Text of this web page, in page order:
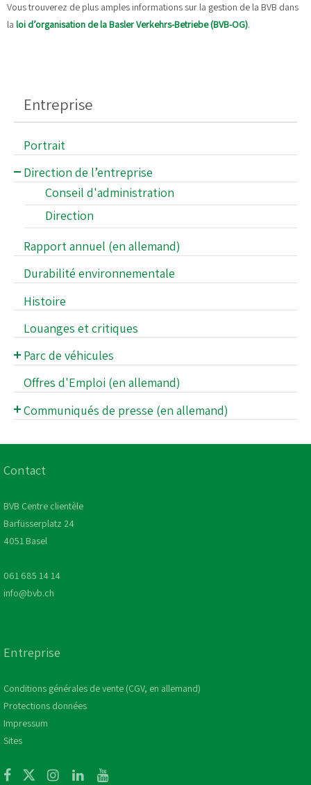
Vous trouverez de plus amples informations sur la gestion de la BVB dans
la loi d’organisation de la Basler Verkehrs-Betriebe (BVB-OG).
Entreprise
Portrait
Direction de l’entreprise
Conseil d'administration
Direction
Rapport annuel (en allemand)
Durabilité environnementale
Histoire
Louanges et critiques
Parc de véhicules
Parc de véhicules
Parc d'Oldtimers
Offres d'Emploi (en allemand)
Communiqués de presse (en allemand)
allemand)
Contact
BVB Centre clientèle
Barfüsserplatz 24
4051 Basel
061 685 14 14
info@bvb.ch
Entreprise
Conditions générales de vente (CGV, en allemand)
Protections données
Impressum
Sites